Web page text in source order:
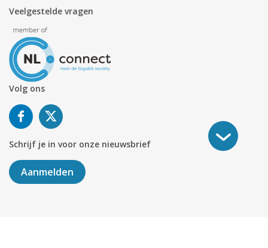
Veelgestelde vragen
Volg ons
Schrijf je in voor onze nieuwsbrief
Aanmelden